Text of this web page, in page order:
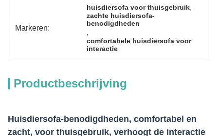
Markeren:
huisdiersofa voor thuisgebruik,
zachte huisdiersofa-
benodigdheden
,
comfortabele huisdiersofa voor
interactie
Productbeschrijving
Huisdiersofa-benodigdheden, comfortabel en
zacht, voor thuisgebruik, verhoogt de interactie